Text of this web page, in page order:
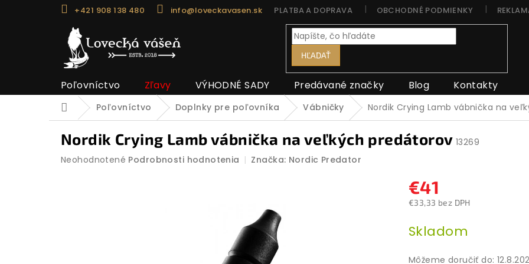
+421 908 138 480 info@loveckavasen.sk PLATBA A DOPRAVA OBCHODNÉ PODMIENKY
HĽADAŤ
Poľovníctvo Zľavy VÝHODNÉ SADY Predávané značky Blog Kontakty
DomovPoľovníctvo Doplnky pre poľovníka Vábničky Nordik Crying Lamb vábnička na
Nordik Crying Lamb vábnička na veľkých predátorov 13269
Priemerné
Neohodnotené Podrobnosti hodnotenia Značka: Nordic Predator
€41
€33,33 bez DPH
cena:
Skladom
Môžeme doručiť do: